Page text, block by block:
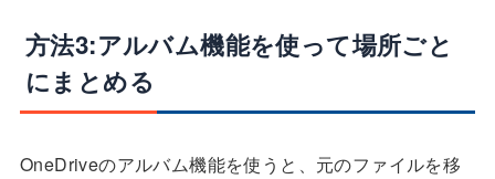
方法3:アルバム機能を使って場所ごと
にまとめる
OneDriveのアルバム機能を使うと、元のファイルを移